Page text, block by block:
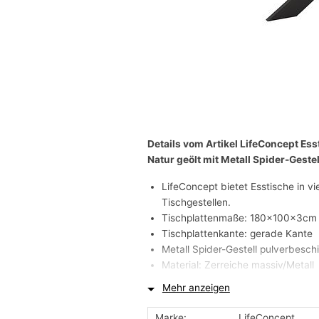
Details vom Artikel LifeConcept
Natur geölt mit Metall Spider-
LifeConcept bietet Esstische in
Tischgestellen.
Tischplattenmaße: 180x100x3cm
Tischplattenkante: gerade Kante
Metall Spider-Gestell
Material: Zerreiche massiv/Metall
Life Concept - Möbel sind für
hohem ästhetischen Anspruch. Die
Mehr anzeigen